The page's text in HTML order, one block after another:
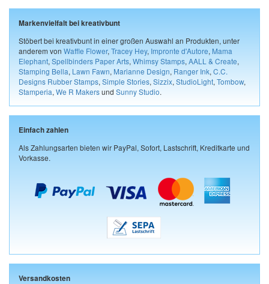
Markenvielfalt bei kreativbunt
Stöbert bei kreativbunt in einer großen Auswahl an Produkten, unter
anderem von Waffle Flower, Tracey Hey, Impronte d'Autore, Mama
Elephant, Spellbinders Paper Arts, Whimsy Stamps, AALL & Create,
Stamping Bella, Lawn Fawn, Marianne Design, Ranger Ink, C.C.
Designs Rubber Stamps, Simple Stories, Sizzix, StudioLight, Tombow,
Stamperia, We R Makersund Sunny Studio.
Einfach zahlen
Als Zahlungsarten bieten wir PayPal, Sofort, Lastschrift, Kreditkarte und
Vorkasse.
Versandkosten